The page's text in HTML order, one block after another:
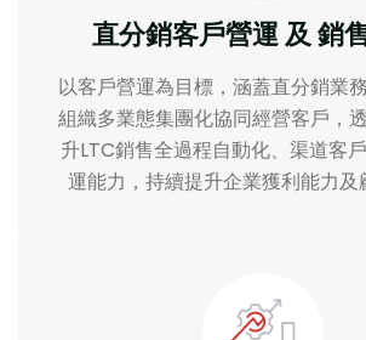
直分銷客戶營運 及 銷
以客戶營運為目標，涵蓋直分銷業
組織多業態集團化協同經營客戶，
升LTC銷售全過程自動化、渠道客
運能力，持續提升企業獲利能力及